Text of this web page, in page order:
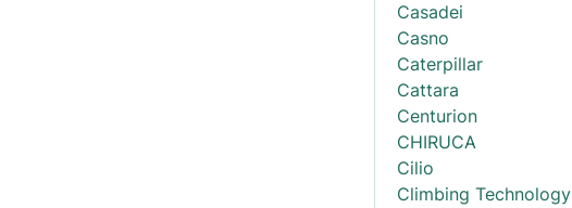
Casadei
Casno
Caterpillar
Cattara
Centurion
CHIRUCA
Cilio
Climbing Technology